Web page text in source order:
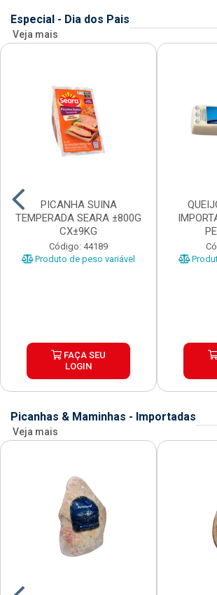
Especial - Dia dos Pais
Veja mais
PICANHA SUINA
TEMPERADA SEARA ±800G
CX±9KG
Código: 44189
Produto de peso variável
FAÇA SEU
LOGIN
Picanhas & Maminhas - Importadas
Veja mais